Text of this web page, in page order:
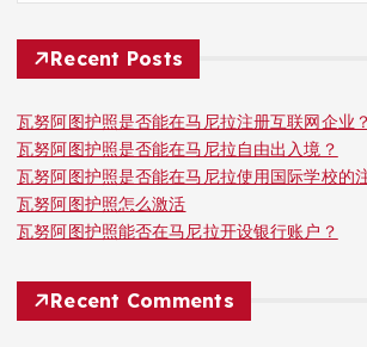
Recent Posts
瓦努阿图护照是否能在马尼拉注册互联网企业？
瓦努阿图护照是否能在马尼拉自由出入境？
瓦努阿图护照是否能在马尼拉使用国际学校的
瓦努阿图护照怎么激活
瓦努阿图护照能否在马尼拉开设银行账户？
Recent Comments